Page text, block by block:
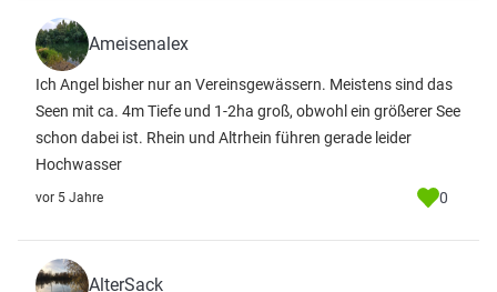
Ameisenalex
Ich Angel bisher nur an Vereinsgewässern. Meistens sind das
Seen mit ca. 4m Tiefe und 1-2ha groß, obwohl ein größerer See
schon dabei ist. Rhein und Altrhein führen gerade leider
Hochwasser
vor 5 Jahre 0
AlterSack